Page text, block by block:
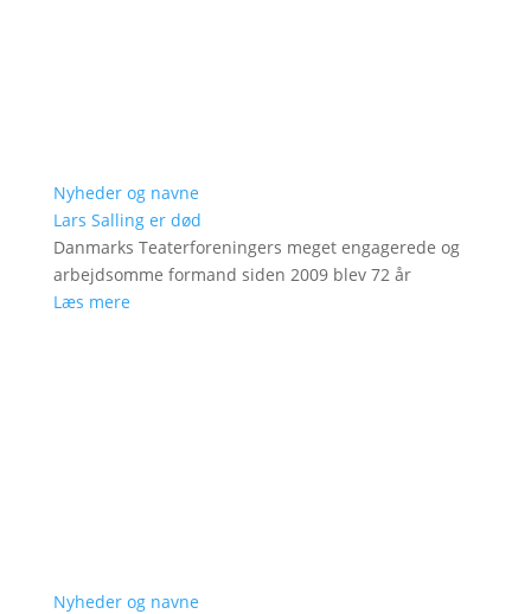
Nyheder og navne
Lars Salling er død
Danmarks Teaterforeningers meget engagerede og
arbejdsomme formand siden 2009 blev 72 år
Læs mere
Nyheder og navne